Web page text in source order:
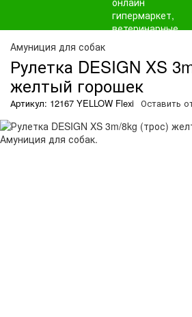
Амуниция для собак
Рулетка DESIGN XS
желтый горошек
Артикул: 12167 YELLOW Flexi Оставить